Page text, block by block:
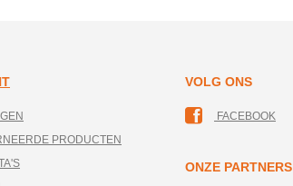
PRODUCTEN
VOLG ONS
FACEBOOK
ONZE PARTNERS